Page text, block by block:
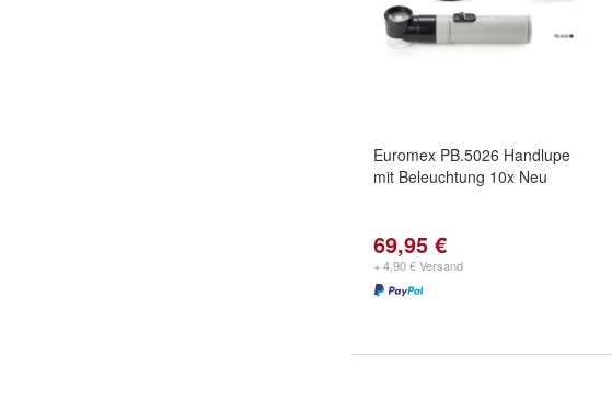
Euromex PB.5026 Handlupe
mit Beleuchtung 10x Neu
69,95 €
+ 4,90 € Versand